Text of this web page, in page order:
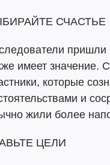
СЧАСТЬЕ
пришли
имеет значение.
которые
и
жили более
ЦЕЛИ